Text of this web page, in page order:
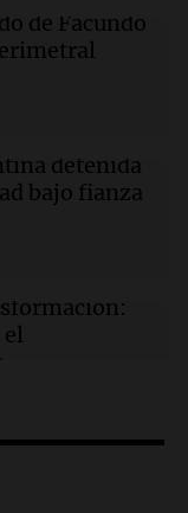
ley electoral
obtuvo la
de Facundo
detenida
bajo fianza
siempre